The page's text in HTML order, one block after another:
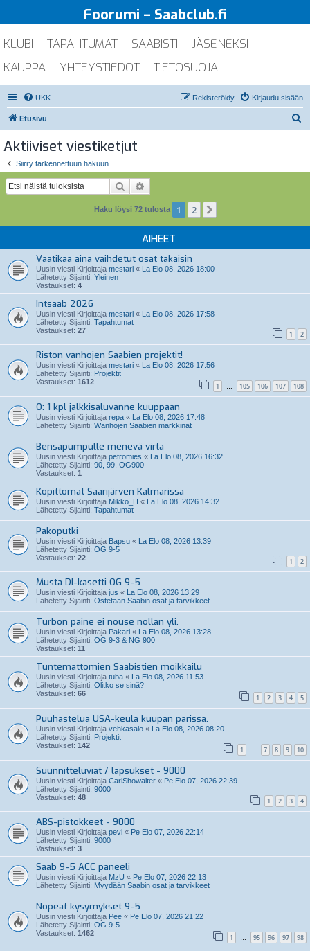
Foorumi – Saabclub.fi
KLUBI TAPAHTUMAT SAABISTI
JÄSENEKSI
KAUPPA
YHTEYSTIEDOT TIETOSUOJA
UKK Kirjaudu sisään
Rekisteröidy
Etusivu
Aktiiviset viestiketjut
Siirry tarkennettuun hakuun
Etsi
Haku löysi 72 tulosta 1 2
AIHEET
Vaatikaa aina vaihdetut osat takaisin
Uusin viesti Kirjoittaja mestari « La Elo 08, 2026 18:00
Lähetetty Sijainti: Yleinen
Vastaukset: 4
Intsaab 2026
Uusin viesti Kirjoittaja mestari « La Elo 08, 2026 17:58
Lähetetty Sijainti: Tapahtumat
Vastaukset: 27 1 2
Riston vanhojen Saabien projektit!
Uusin viesti Kirjoittaja mestari « La Elo 08, 2026 17:56
Lähetetty Sijainti: Projektit
Vastaukset: 1612 1 … 105 106 107 108
O: 1 kpl jalkkisaluvanne kuuppaan
Uusin viesti Kirjoittaja repa « La Elo 08, 2026 17:48
Lähetetty Sijainti: Wanhojen Saabien markkinat
Bensapumpulle menevä virta
Uusin viesti Kirjoittaja petromies « La Elo 08, 2026 16:32
Lähetetty Sijainti: 90, 99, OG900
Vastaukset: 1
Kopittomat Saarijärven Kalmarissa
Uusin viesti Kirjoittaja Mikko_H « La Elo 08, 2026 14:32
Lähetetty Sijainti: Tapahtumat
Pakoputki
Uusin viesti Kirjoittaja Bapsu « La Elo 08, 2026 13:39
Lähetetty Sijainti: OG 9-5
Vastaukset: 22 1 2
Musta DI-kasetti OG 9-5
Uusin viesti Kirjoittaja jus « La Elo 08, 2026 13:29
Lähetetty Sijainti: Ostetaan Saabin osat ja tarvikkeet
Turbon paine ei nouse nollan yli.
Uusin viesti Kirjoittaja Pakari « La Elo 08, 2026 13:28
Lähetetty Sijainti: OG 9-3 & NG 900
Vastaukset: 11
Tuntemattomien Saabistien moikkailu
Uusin viesti Kirjoittaja tuba « La Elo 08, 2026 11:53
Lähetetty Sijainti: Olitko se sinä?
Vastaukset: 66 1 2 3 4 5
Puuhastelua USA-keula kuupan parissa.
Uusin viesti Kirjoittaja vehkasalo « La Elo 08, 2026 08:20
Lähetetty Sijainti: Projektit
Vastaukset: 142 1 … 7 8 9 10
Suunnitteluviat / lapsukset - 9000
Uusin viesti Kirjoittaja CarlShowalter « Pe Elo 07, 2026 22:39
Lähetetty Sijainti: 9000
Vastaukset: 48 1 2 3 4
ABS-pistokkeet - 9000
Uusin viesti Kirjoittaja pevi « Pe Elo 07, 2026 22:14
Lähetetty Sijainti: 9000
Vastaukset: 3
Saab 9-5 ACC paneeli
Uusin viesti Kirjoittaja MzU « Pe Elo 07, 2026 22:13
Lähetetty Sijainti: Myydään Saabin osat ja tarvikkeet
Nopeat kysymykset 9-5
Uusin viesti Kirjoittaja Pee « Pe Elo 07, 2026 21:22
Lähetetty Sijainti: OG 9-5
Vastaukset: 1462 1 … 95 96 97 98